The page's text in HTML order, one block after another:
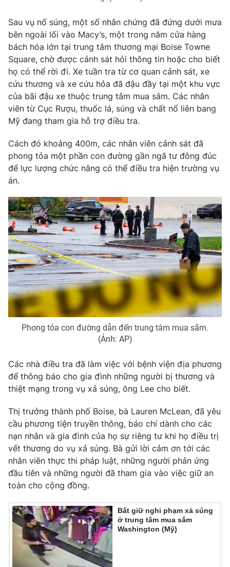
Đài Truyền hình Việt Nam
Cơ quan báo chí: Thời báo VTV
Giấy phép hoạt động báo in và báo điện tử số 483/GP-BTTTT
cấp ngày 29/12/2023
Tổng Biên tập:Vũ Thanh Thủy
Phó Tổng Biên tập:Nguyễn Thị Mỹ Hạnh, Phạm Quốc Thắng,
Nguyễn Trọng Ninh
Tổng đài VTV:024.38 355 931 - 024.38 355 932
Ðiện thoại Thời báo VTV:024.66 897 897
Email:toasoan@vtv.vn
Liên hệ quảng cáo: 024-7300.7108
® Cấm sao chép dưới mọi hình thức nếu không có sự chấp
thuận bằng văn bản. Ghi rõ nguồn VTV.vn khi phát hành lại
thông tin từ website này.
Sau vụ nổ súng, một số nhân chứng đã đứng dưới mưa
bên ngoài lối vào Macy’s, một trong năm cửa hàng
bách hóa lớn tại trung tâm thương mại Boise Towne
Square, chờ được cảnh sát hỏi thông tin hoặc cho biết
họ có thể rời đi. Xe tuần tra từ cơ quan cảnh sát, xe
cứu thương và xe cứu hỏa đã đậu đầy tại một khu vực
của bãi đậu xe thuộc trung tâm mua sắm. Các nhân
viên từ Cục Rượu, thuốc lá, súng và chất nổ liên bang
Mỹ đang tham gia hỗ trợ điều tra.
Cách đó khoảng 400m, các nhân viên cảnh sát đã
phong tỏa một phần con đường gần ngã tư đông đúc
để lực lượng chức năng có thể điều tra hiện trường vụ
án.
Phong tỏa con đường dẫn đến trung tâm mua sắm.
(Ảnh: AP)
Các nhà điều tra đã làm việc với bệnh viện địa phương
để thông báo cho gia đình những người bị thương và
thiệt mạng trong vụ xả súng, ông Lee cho biết.
Thị trưởng thành phố Boise, bà Lauren McLean, đã yêu
cầu phương tiện truyền thông, báo chí dành cho các
nạn nhân và gia đình của họ sự riêng tư khi họ điều trị
vết thương do vụ xả súng. Bà gửi lời cảm ơn tới các
nhân viên thực thi pháp luật, những người phản ứng
đầu tiên và những người đã tham gia vào việc giữ an
toàn cho cộng đồng.
Bắt giữ nghi phạm xả súng
ở trung tâm mua sắm
Washington (Mỹ)